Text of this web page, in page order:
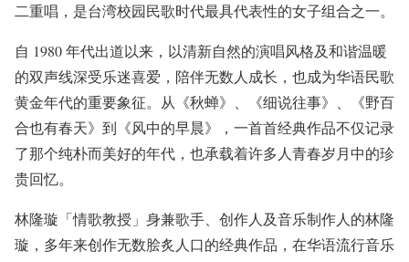
⼆重唱，是台湾校园⺠歌时代最具代表性的⼥⼦组合之⼀。
⾃ 1980 年代出道以来，以清新⾃然的演唱⻛格及和谐温暖
的双声线深受乐迷喜爱，陪伴⽆数⼈成⻓，也成为华语⺠歌
⻩⾦年代的重要象征。从《秋蝉》、《细说往事》、《野百
合也有春天》到《⻛中的早晨》，⼀⾸⾸经典作品不仅记录
了那个纯朴⽽美好的年代，也承载着许多⼈⻘春岁⽉中的珍
贵回忆。
林隆璇「情歌教授」⾝兼歌⼿、创作⼈及⾳乐制作⼈的林隆
璇，多年来创作⽆数脍炙⼈⼝的经典作品，在华语流⾏⾳乐